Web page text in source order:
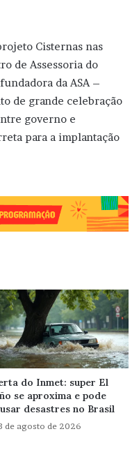
Cisternas nas
de Assessoria do
da ASA –
de grande celebração
governo e
para a implantação
do Inmet: super El
se aproxima e pode
desastres no Brasil
de agosto de 2026